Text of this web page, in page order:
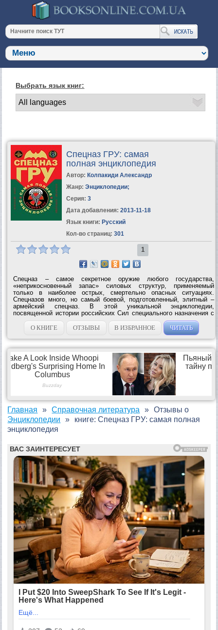
Выбрать язык книг:
Спецназ ГРУ: самая
полная энциклопедия
Автор: Колпакиди Александр
Жанр: Энциклопедии;
Серия: 3
Дата добавления: 2013-11-18
Язык книги: Русский
Кол-во страниц: 301
1
Спецназ – самое секретное оружие любого государства,
«неприкосновенный запас» силовых структур, применяемый
только в наиболее острых, смертельно опасных ситуациях.
Спецназов много, но самый боевой, подготовленный, элитный –
армейский спецназ. В этой уникальной энциклопедии,
посвященной истории российских Сил специального назначения с
момента их зарождения до наших дней, впервые обобщены и
систематизированы сведения обо ВСЕХ...
О КНИГЕ ОТЗЫВЫ В ИЗБРАННОЕ ЧИТАТЬ
Главная
Справочная литература
Энциклопедии
Отзывы о
книге: Спецназ ГРУ: самая полная
энциклопедия